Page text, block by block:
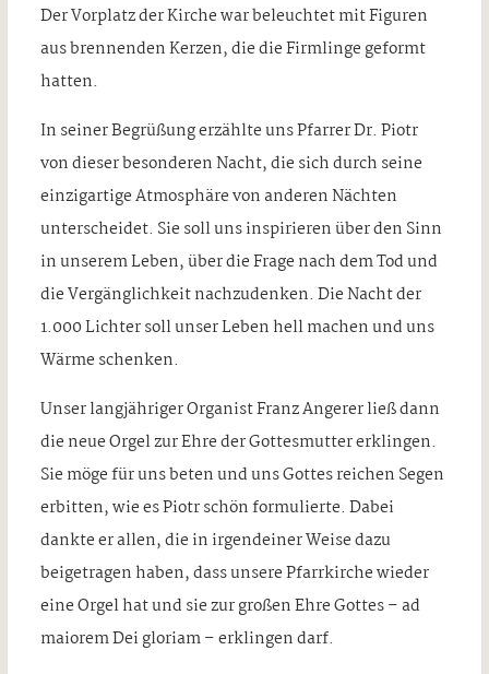
Der Vorplatz der Kirche war beleuchtet mit Figuren
aus brennenden Kerzen, die die Firmlinge geformt
hatten.
In seiner Begrüßung erzählte uns Pfarrer Dr. Piotr
von dieser besonderen Nacht, die sich durch seine
einzigartige Atmosphäre von anderen Nächten
unterscheidet. Sie soll uns inspirieren über den Sinn
in unserem Leben, über die Frage nach dem Tod und
die Vergänglichkeit nachzudenken. Die Nacht der
1.000 Lichter soll unser Leben hell machen und uns
Wärme schenken.
Unser langjähriger Organist Franz Angerer ließ dann
die neue Orgel zur Ehre der Gottesmutter erklingen.
Sie möge für uns beten und uns Gottes reichen Segen
erbitten, wie es Piotr schön formulierte. Dabei
dankte er allen, die in irgendeiner Weise dazu
beigetragen haben, dass unsere Pfarrkirche wieder
eine Orgel hat und sie zur großen Ehre Gottes – ad
maiorem Dei gloriam – erklingen darf.